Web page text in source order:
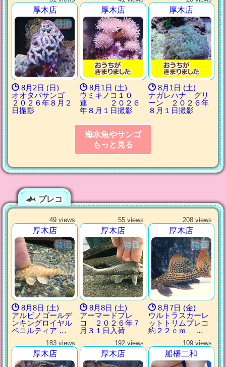
厚木店
8月2日 (日)
オオタバサンゴ
２０２６年８月２
日撮影
厚木店
8月1日 (土)
ウミキノコ１０
連 ２０２６
年８月１日撮影
厚木店
8月1日 (土)
ナガレハナ グリ
ーン ２０２６年
８月１日撮影
海水魚やサンゴ
もっと見る
プレコ
49 views
厚木店
8月8日 (土)
アルビノゴールデ
ンキングロイヤル
ペコルティア …
55 views
厚木店
8月8日 (土)
アーマードプレ
コ ２０２６年７
月３１日入荷
208 views
厚木店
8月7日 (金)
ウルトラスカーレ
ットトリムプレコ
約２２ｃｍ …
183 views
厚木店
192 views
厚木店
109 views
船橋二和